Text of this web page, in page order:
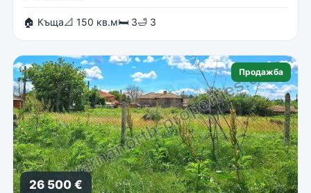
🏠 Къща📐 150 кв.м🛏 3🛁 3
Продажба
26 500 €